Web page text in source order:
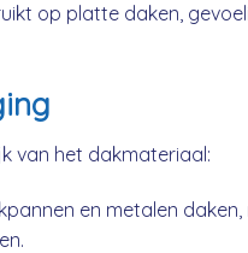
op platte daken,
van het dakmateriaal:
en metalen